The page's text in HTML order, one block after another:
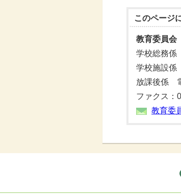
このページ
教育委員
学校総務
学校施設
放課後係
ファクス：
教育委